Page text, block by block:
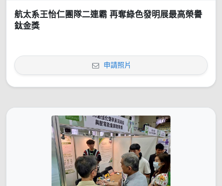
航太系王怡仁團隊二連霸 再奪綠色發明展最高榮譽
鈦金獎
申請照片